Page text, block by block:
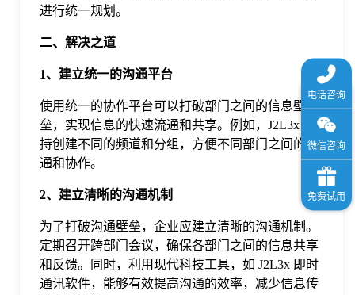
进行统一规划。
二、解决之道
1、建立统一的沟通平台
使用统一的协作平台可以打破部门之间的信息壁
垒，实现信息的快速流通和共享。例如，J2L3x 支
持创建不同的频道和分组，方便不同部门之间的沟
通和协作。
2、建立清晰的沟通机制
为了打破沟通壁垒，企业应建立清晰的沟通机制。
定期召开跨部门会议，确保各部门之间的信息共享
和反馈。同时，利用现代科技工具，如 J2L3x 即时
通讯软件，能够有效提高沟通的效率，减少信息传